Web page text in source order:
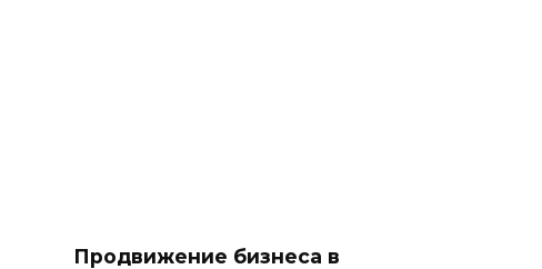
Продвижение бизнеса в